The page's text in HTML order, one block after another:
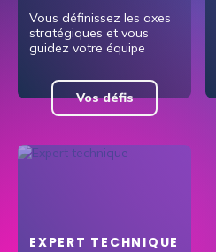
Vous définissez les axes
stratégiques et vous
guidez votre équipe
Vos défis
EXPERT TECHNIQUE